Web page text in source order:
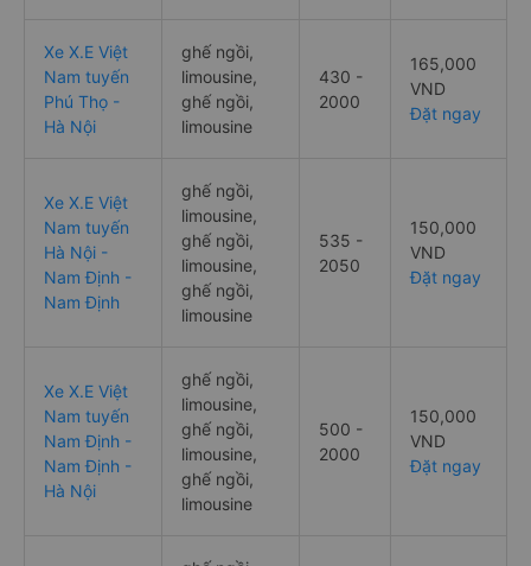
Xe X.E Việt
Nam tuyến
Phú Thọ -
Hà Nội
ghế ngồi,
limousine,
ghế ngồi,
limousine
430 -
2000
165,000
VND
Đặt ngay
Xe X.E Việt
Nam tuyến
Hà Nội -
Nam Định -
Nam Định
ghế ngồi,
limousine,
ghế ngồi,
limousine,
ghế ngồi,
limousine
535 -
2050
150,000
VND
Đặt ngay
Xe X.E Việt
Nam tuyến
Nam Định -
Nam Định -
Hà Nội
ghế ngồi,
limousine,
ghế ngồi,
limousine,
ghế ngồi,
limousine
500 -
2000
150,000
VND
Đặt ngay